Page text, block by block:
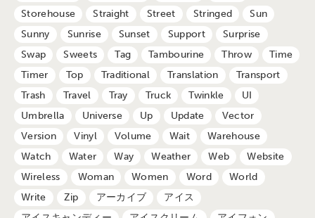
Storehouse
Straight Street Stringed
Sun
Sunny
Sunrise Sunset Support
Surprise
Swap
Sweets Tag Tambourine Throw
Time
Timer
Top Traditional Translation
Transport
Trash
Travel Tray Truck Twinkle
UI
Umbrella
Universe Up Update
Vector
Version
Vinyl Volume Wait
Warehouse
Watch
Water Way Weather Web
Website
Wireless
Woman Women Word
World
Write
Zip アーカイブ
アイス